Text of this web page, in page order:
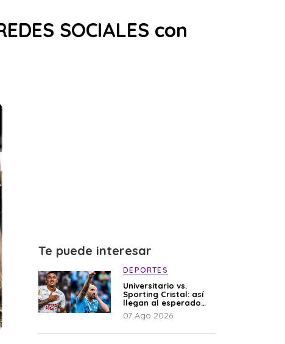
SOCIALES con
Te puede interesar
DEPORTES
Universitario vs.
Sporting Cristal: así
llegan al esperado
duelo
07 Ago 2026